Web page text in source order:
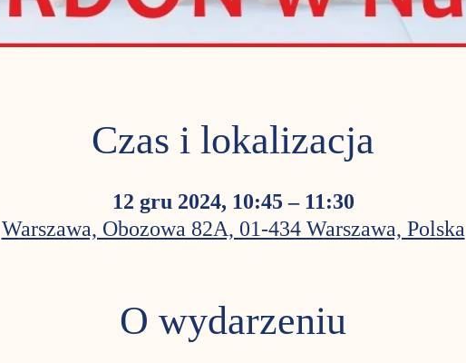
Czas i lokalizacja
12 gru 2024, 10:45 – 11:30
Warszawa, Obozowa 82A, 01-434 Warszawa, Polska
O wydarzeniu